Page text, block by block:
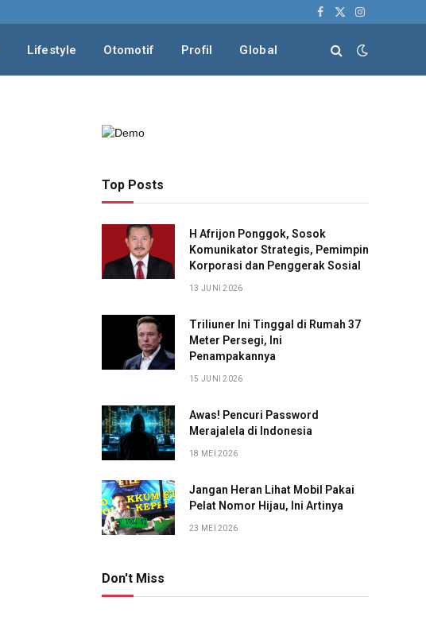
Facebook
X
Instagram
Lifestyle Otomotif Profil Global
Top Posts
H Afrijon Ponggok, Sosok
Komunikator Strategis, Pemimpin
Korporasi dan Penggerak Sosial
13 JUNI 2026
Triliuner Ini Tinggal di Rumah 37
Meter Persegi, Ini
Penampakannya
15 JUNI 2026
Awas! Pencuri Password
Merajalela di Indonesia
18 MEI 2026
Jangan Heran Lihat Mobil Pakai
Pelat Nomor Hijau, Ini Artinya
23 MEI 2026
Don't Miss